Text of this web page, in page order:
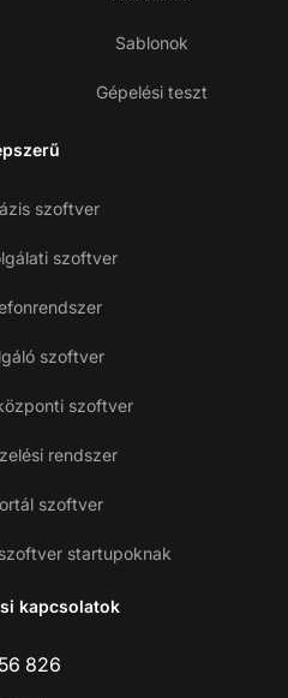
Sablonok
Gépelési teszt
szoftver
szoftver
szoftver
szoftver
rendszer
szoftver
startupoknak
kapcsolatok
826